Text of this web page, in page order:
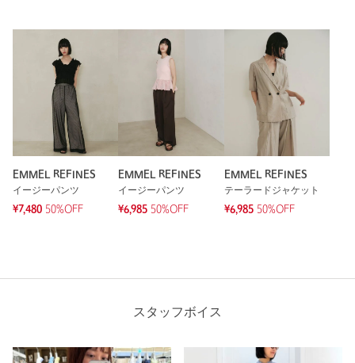
EMMEL REFINES
イージーパンツ
¥7,480 50%OFF
EMMEL REFINES
イージーパンツ
¥6,985 50%OFF
EMMEL REFINES
テーラードジャケット
¥6,985 50%OFF
スタッフボイス